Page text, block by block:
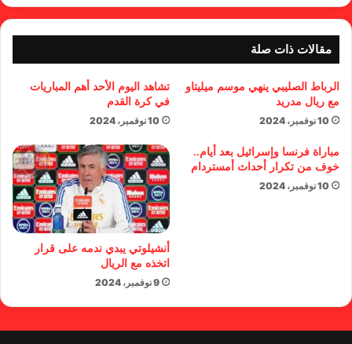
مقالات ذات صلة
الرباط الصليبي ينهي موسم ميليتاو
مع ريال مدريد
10 نوفمبر، 2024
تشاهد اليوم الأحد أهم المباريات
في كرة القدم
10 نوفمبر، 2024
مباراة فرنسا وإسرائيل بعد أيام..
خوف من تكرار أحداث أمستردام
10 نوفمبر، 2024
أنشيلوتي يبدي ندمه على قرار
اتخذه مع الريال
9 نوفمبر، 2024